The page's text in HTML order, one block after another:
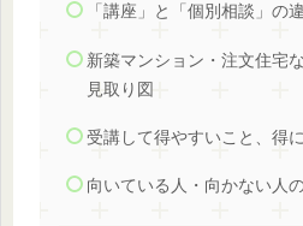
「講座」と「個別相談」の
新築マンション・注文住宅
見取り図
受講して得やすいこと、得
向いている人・向かない人